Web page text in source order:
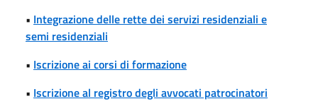
• Integrazione delle rette dei servizi residenziali e
semi residenziali
• Iscrizione ai corsi di formazione
• Iscrizione al registro degli avvocati patrocinatori